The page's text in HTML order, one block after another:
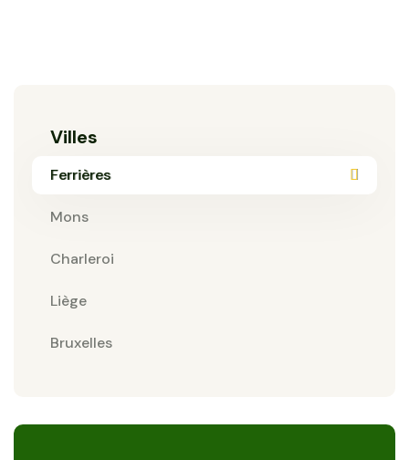
Villes
Ferrières
Mons
Charleroi
Liège
Bruxelles